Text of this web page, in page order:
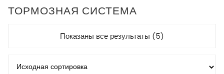
ТОРМОЗНАЯ СИСТЕМА
Показаны все результаты (5)